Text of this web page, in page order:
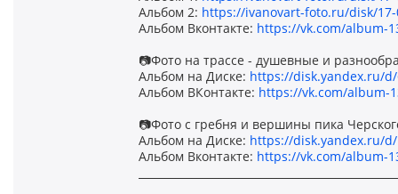
Альбом 2: https://ivanovart-foto.ru/disk/
Альбом Вконтакте: https://vk.com/album-
📷Фото на трассе - душевные и
Альбом на Диске: https://disk.yandex.ru/d/
Альбом ВКонтакте: https://vk.com/album-
📷Фото с гребня и вершины пика
Альбом на Диске: https://disk.yandex.ru/d/
Альбом Вконтакте: https://vk.com/album-